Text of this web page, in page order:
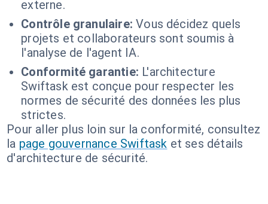
externe.
Contrôle granulaire: Vous décidez quels
projets et collaborateurs sont soumis à
l'analyse de l'agent IA.
Conformité garantie: L'architecture
Swiftask est conçue pour respecter les
normes de sécurité des données les plus
strictes.
Pour aller plus loin sur la conformité, consultez
la page gouvernance Swiftask et ses détails
d'architecture de sécurité.